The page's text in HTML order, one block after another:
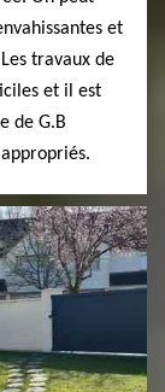
et
travaux de
et il est
de G.B